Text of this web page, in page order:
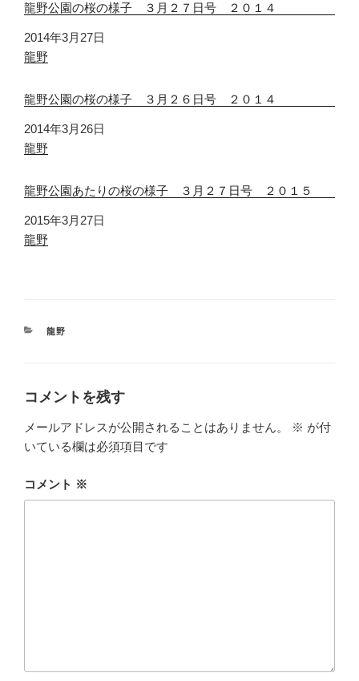
龍野公園の桜の様子 ３月２７日号 ２０１４
日付
2014年3月27日
関連理由
龍野
龍野公園の桜の様子 ３月２６日号 ２０１４
日付
2014年3月26日
関連理由
龍野
龍野公園あたりの桜の様子 ３月２７日号 ２０１５
日付
2015年3月27日
関連理由
龍野
カ
龍野
コメントを残す
メールアドレスが公開されることはありません。 ※ が付
いている欄は必須項目です
コメント ※